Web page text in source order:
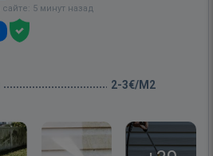
5 минут назад
2-3€/M2